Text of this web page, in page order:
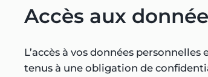
Accès aux
L’accès à vos données
tenus à une obligation de